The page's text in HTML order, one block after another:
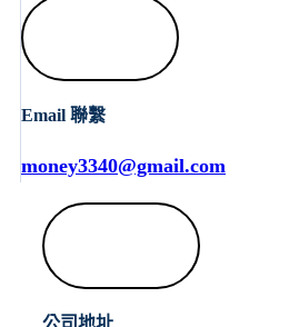
Email 聯繫
money3340@gmail.com